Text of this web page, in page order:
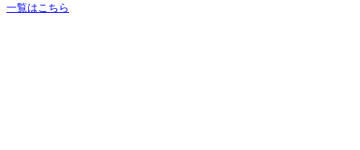
一覧はこちら